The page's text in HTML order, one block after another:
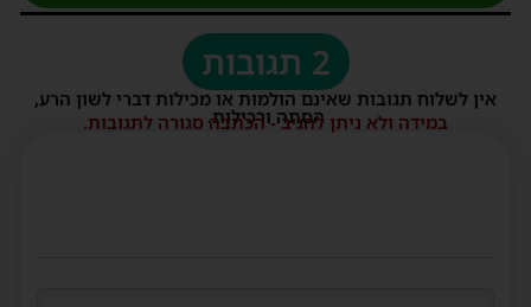
2 תגובות
אין לשלוח תגובות שאינם הולמות או מכילות דברי לשון הרע,
הסתה ורכילות.
במידה ולא ניתן להגיב - הכתבה סגורה לתגובות.